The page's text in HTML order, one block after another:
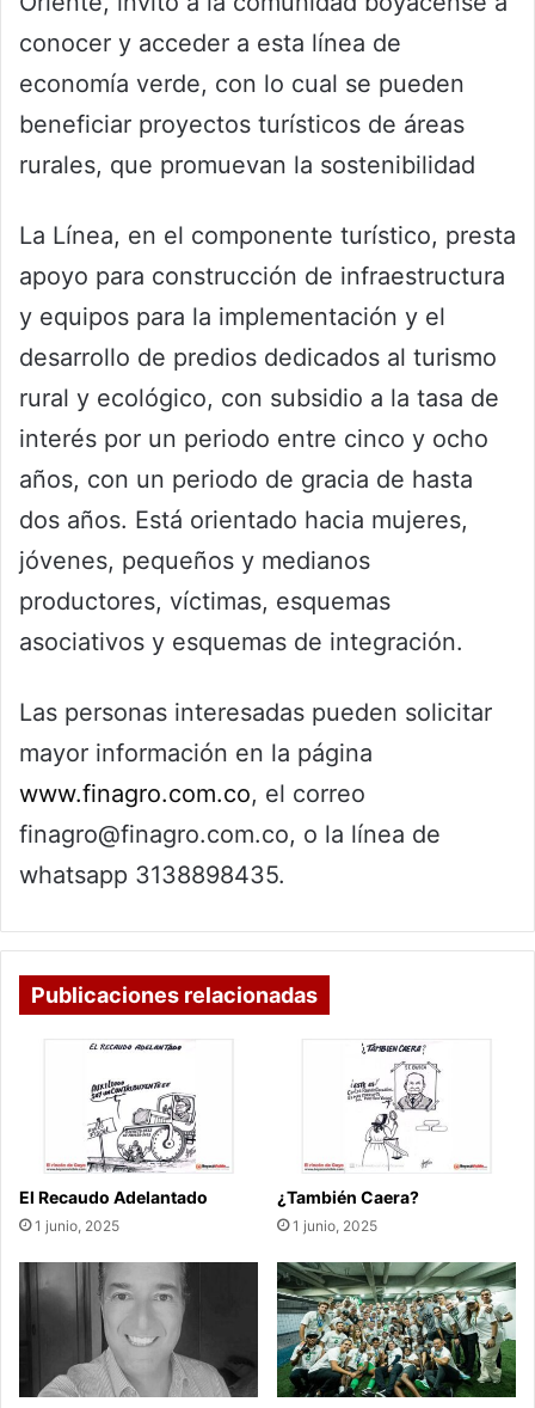
conocer y acceder a esta línea de
economía verde, con lo cual se pueden
beneficiar proyectos turísticos de áreas
rurales, que promuevan la sostenibilidad
La Línea, en el componente turístico, presta
apoyo para construcción de infraestructura
y equipos para la implementación y el
desarrollo de predios dedicados al turismo
rural y ecológico, con subsidio a la tasa de
interés por un periodo entre cinco y ocho
años, con un periodo de gracia de hasta
dos años. Está orientado hacia mujeres,
jóvenes, pequeños y medianos
productores, víctimas, esquemas
asociativos y esquemas de integración.
Las personas interesadas pueden solicitar
mayor información en la página
www.finagro.com.co, el correo
finagro@finagro.com.co, o la línea de
whatsapp 3138898435.
Publicaciones relacionadas
El Recaudo Adelantado
1 junio, 2025
¿También Caera?
1 junio, 2025